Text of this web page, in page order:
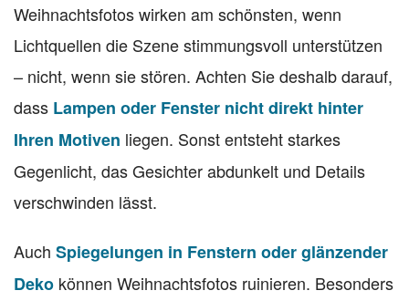
Weihnachtsfotos wirken am schönsten, wenn
Lichtquellen die Szene stimmungsvoll unterstützen
– nicht, wenn sie stören. Achten Sie deshalb darauf,
dass Lampen oder Fenster nicht direkt hinter
Ihren Motiven liegen. Sonst entsteht starkes
Gegenlicht, das Gesichter abdunkelt und Details
verschwinden lässt.
Auch Spiegelungen in Fenstern oder glänzender
Deko können Weihnachtsfotos ruinieren. Besonders